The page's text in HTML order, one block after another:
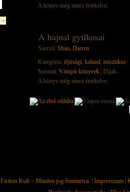
A könyv még nincs értékelve.
A hajnal gyilkosai
Szerző: Shan, Darren
Kategória: ifjúsági, kaland, misztikus
Sorozat: Vámpír könyvek| Díjak:
A könyv még nincs értékelve.
Fiction Kult− Minden jog fenntartva. | Impresszum|